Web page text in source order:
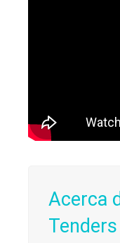
Acerca
Tenders